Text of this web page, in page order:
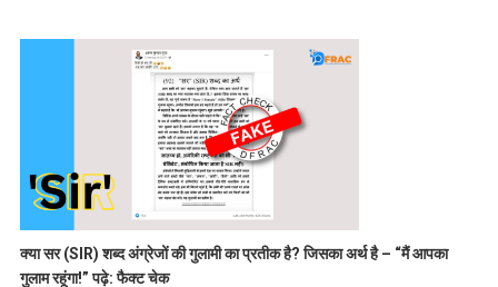
क्या सर (SIR) शब्द अंग्रेजों की गुलामी का प्रतीक है? जिसका अर्थ है – “मैं आपका
गुलाम रहूंगा!” पढ़े: फैक्ट चेक